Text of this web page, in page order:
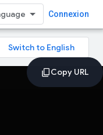
Connexion